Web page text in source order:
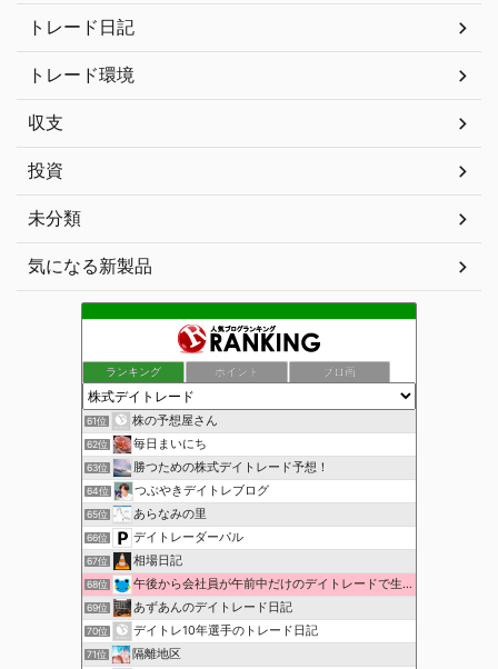
トレード日記
トレード環境
収支
投資
未分類
気になる新製品
ランキング ポイント ブロ画
61位 株の予想屋さん
62位 毎日まいにち
63位 勝つための株式デイトレード予想！
64位 つぶやきデイトレブログ
65位 あらなみの里
66位 デイトレーダーパル
67位 相場日記
68位 午後から会社員が午前中だけのデイトレードで生活費を稼ぐ！
69位 あずあんのデイトレード日記
70位 デイトレ10年選手のトレード日記
71位 隔離地区